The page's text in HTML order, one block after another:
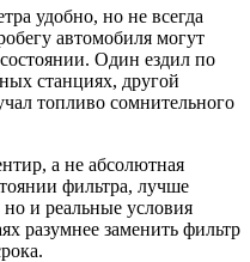
удобно, но не всегда
автомобиля могут
Один ездил по
станциях, другой
топливо сомнительного
а не абсолютная
фильтра, лучше
и реальные условия
разумнее заменить фильтр